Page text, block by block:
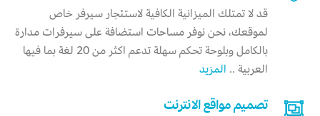
قد لا تمتلك الميزانية الكافية لاستئجار سيرفر خاص
لموقعك، نحن نوفر مساحات استضافة على سيرفرات مدارة
بالكامل وبلوحة تحكم سهلة تدعم اكثر من 20 لغة بما فيها
العربية .. المزيد
تصميم مواقع الانترنت